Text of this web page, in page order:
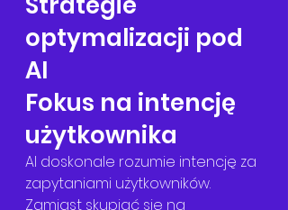
optymalizacji pod
AI
Fokus na intencję
użytkownika
AI doskonale rozumie intencję za
zapytaniami użytkowników.
Zamiast skupiać się na